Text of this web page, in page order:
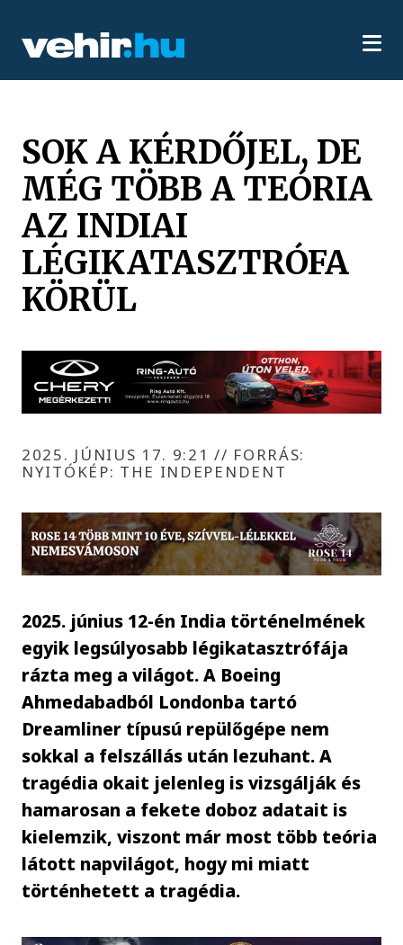
SOK A KÉRDŐJEL, DE
MÉG TÖBB A TEÓRIA
AZ INDIAI
LÉGIKATASZTRÓFA
KÖRÜL
2025. JÚNIUS 17. 9:21// FORRÁS:
NYITÓKÉP: THE INDEPENDENT
2025. június 12-én India történelmének
egyik legsúlyosabb légikatasztrófája
rázta meg a világot. A Boeing
Ahmedabadból Londonba tartó
Dreamliner típusú repülőgépe nem
sokkal a felszállás után lezuhant. A
tragédia okait jelenleg is vizsgálják és
hamarosan a fekete doboz adatait is
kielemzik, viszont már most több teória
látott napvilágot, hogy mi miatt
történhetett a tragédia.